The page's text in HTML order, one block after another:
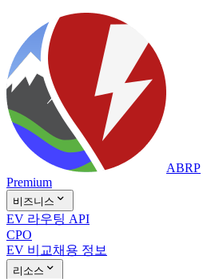
ABRP
Premium
비즈니스 
EV 라우팅 API
CPO
EV 비교채용 정보
리소스 